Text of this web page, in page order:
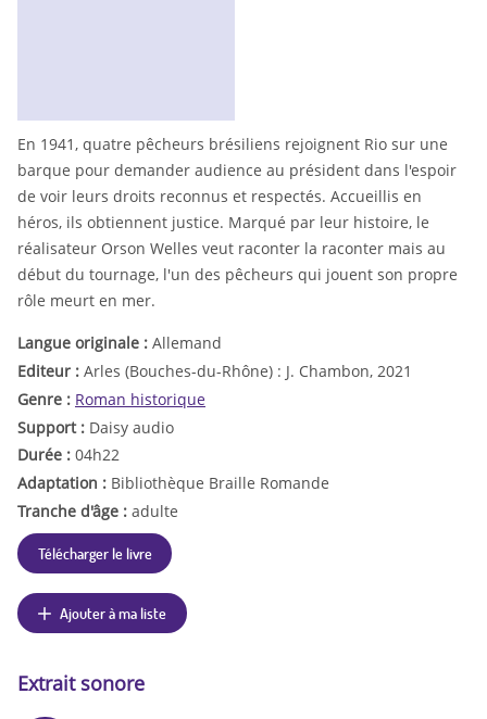
En 1941, quatre pêcheurs brésiliens rejoignent Rio sur une
barque pour demander audience au président dans l'espoir
de voir leurs droits reconnus et respectés. Accueillis en
héros, ils obtiennent justice. Marqué par leur histoire, le
réalisateur Orson Welles veut raconter la raconter mais au
début du tournage, l'un des pêcheurs qui jouent son propre
rôle meurt en mer.
Langue originale : Allemand
Editeur : Arles (Bouches-du-Rhône) : J. Chambon, 2021
Genre : Roman historique
Support : Daisy audio
Durée : 04h22
Adaptation : Bibliothèque Braille Romande
Tranche d'âge : adulte
Télécharger le livre
Ajouter à ma liste
Extrait sonore